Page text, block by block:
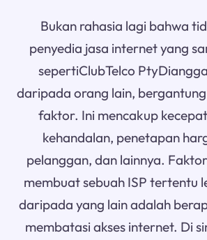
Bukan rahasia lagi bahwa
penyedia jasa internet yang
sepertiClubTelco
daripada orang lain,
faktor. Ini mencakup
kehandalan, penetapan
pelanggan, dan lainnya.
membuat sebuah ISP tertentu
daripada yang lain adalah
membatasi akses internet. Di